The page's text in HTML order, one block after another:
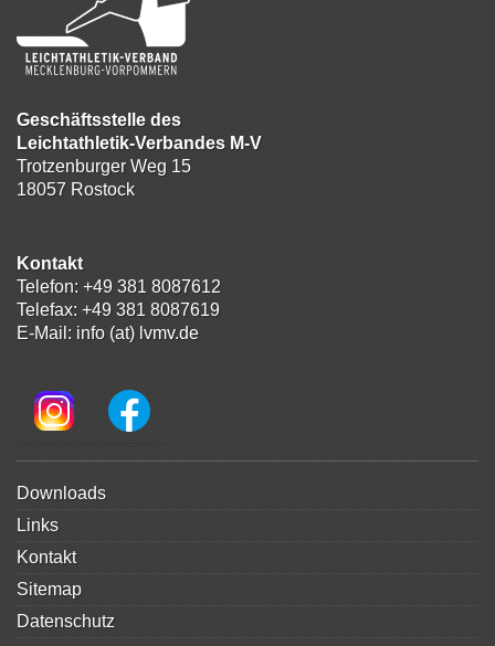
Geschäftsstelle des
Leichtathletik-Verbandes M-V
Trotzenburger Weg 15
18057 Rostock
Kontakt
Telefon: +49 381 8087612
Telefax: +49 381 8087619
E-Mail: info (at) lvmv.de
Navigation
überspringen
Downloads
Links
Kontakt
Sitemap
Datenschutz